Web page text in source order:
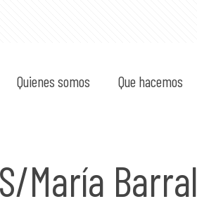
Quienes somos Que hacemos
María Barral